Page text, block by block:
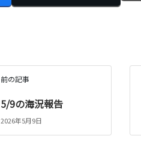
前の記事
5/9の海況報告
2026年5月9日